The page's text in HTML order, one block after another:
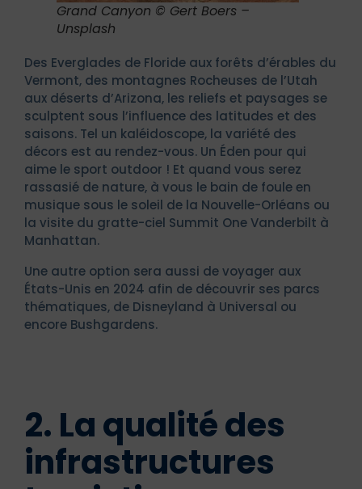
Grand Canyon © Gert Boers –
Unsplash
Des Everglades de Floride aux forêts d’érables du
Vermont, des montagnes Rocheuses de l’Utah
aux déserts d’Arizona, les reliefs et paysages se
sculptent sous l’influence des latitudes et des
saisons. Tel un kaléidoscope, la variété des
décors est au rendez-vous. Un Éden pour qui
aime le sport outdoor ! Et quand vous serez
rassasié de nature, à vous le bain de foule en
musique sous le soleil de la Nouvelle-Orléans ou
la visite du gratte-ciel Summit One Vanderbilt à
Manhattan.
Une autre option sera aussi de voyager aux
États-Unis en 2024 afin de découvrir ses parcs
thématiques, de Disneyland à Universal ou
encore Bushgardens.
2. La qualité des
infrastructures